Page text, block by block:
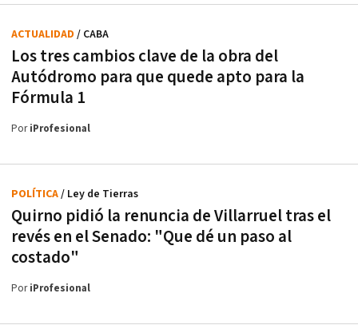
Los tres cambios clave de la obra del
Autódromo para que quede apto para la
Fórmula 1
ACTUALIDAD / CABA
PoriProfesional
Quirno pidió la renuncia de Villarruel tras el
revés en el Senado: "Que dé un paso al
costado"
POLÍTICA/ Ley de Tierras
PoriProfesional